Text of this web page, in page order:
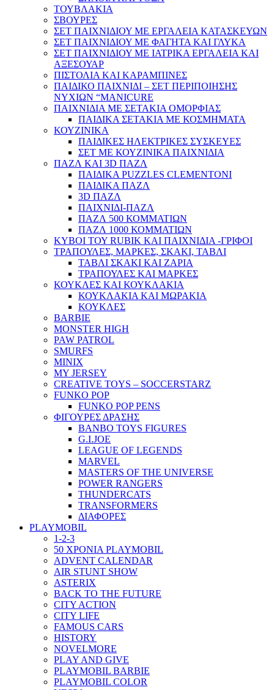
ΤΟΥΒΛΑΚΙΑ
ΣΒΟΥΡΕΣ
ΣΕΤ ΠΑΙΧΝΙΔΙΟΥ ΜΕ ΕΡΓΑΛΕΙΑ ΚΑΤΑΣΚΕΥΩΝ
ΣΕΤ ΠΑΙΧΝΙΔΙΟΥ ΜΕ ΦΑΓΗΤΑ ΚΑΙ ΓΛΥΚΑ
ΣΕΤ ΠΑΙΧΝΙΔΙΟΥ ΜΕ ΙΑΤΡΙΚΑ ΕΡΓΑΛΕΙΑ ΚΑΙ
ΑΞΕΣΟΥΑΡ
ΠΙΣΤΟΛΙΑ ΚΑΙ ΚΑΡΑΜΠΙΝΕΣ
ΠΑΙΔΙΚΟ ΠΑΙΧΝΙΔΙ – ΣΕΤ ΠΕΡΙΠΟΙΗΣΗΣ
ΝΥΧΙΩΝ “MANICURE
ΠΑΙΧΝΙΔΙΑ ΜΕ ΣΕΤΑΚΙΑ ΟΜΟΡΦΙΑΣ
ΠΑΙΔΙΚΑ ΣΕΤΑΚΙΑ ΜΕ ΚΟΣΜΗΜΑΤΑ
ΚΟΥΖΙΝΙΚΑ
ΠΑΙΔΙΚΕΣ ΗΛΕΚΤΡΙΚΕΣ ΣΥΣΚΕΥΕΣ
ΣΕΤ ΜΕ ΚΟΥΖΙΝΙΚΑ ΠΑΙΧΝΙΔΙΑ
ΠΑΖΛ ΚΑΙ 3D ΠΑΖΛ
ΠΑΙΔΙΚΑ PUZZLES CLEMENTONI
ΠΑΙΔΙΚΑ ΠΑΖΛ
3D ΠΑΖΛ
ΠΑΙΧΝΙΔΙ-ΠΑΖΛ
ΠΑΖΛ 500 ΚΟΜΜΑΤΙΩΝ
ΠΑΖΛ 1000 ΚΟΜΜΑΤΙΩΝ
ΚΥΒΟΙ ΤΟΥ RUBIK ΚΑΙ ΠΑΙΧΝΙΔΙΑ -ΓΡΙΦΟΙ
ΤΡΑΠΟΥΛΕΣ, ΜΑΡΚΕΣ, ΣΚΑΚΙ, ΤΑΒΛΙ
ΤΑΒΛΙ ΣΚΑΚΙ ΚΑΙ ΖΑΡΙΑ
ΤΡΑΠΟΥΛΕΣ ΚΑΙ ΜΑΡΚΕΣ
ΚΟΥΚΛΕΣ ΚΑΙ ΚΟΥΚΛΑΚΙΑ
ΚΟΥΚΛΑΚΙΑ ΚΑΙ ΜΩΡΑΚΙΑ
ΚΟΥΚΛΕΣ
BARBIE
MONSTER HIGH
PAW PATROL
SMURFS
MINIX
MY JERSEY
CREATIVE TOYS – SOCCERSTARZ
FUNKO POP
FUNKO POP PENS
ΦΙΓΟΥΡΕΣ ΔΡΑΣΗΣ
BANBO TOYS FIGURES
G.I.JOE
LEAGUE OF LEGENDS
MARVEL
MASTERS OF THE UNIVERSE
POWER RANGERS
THUNDERCATS
TRANSFORMERS
ΔΙΑΦΟΡΕΣ
PLAYMOBIL
1-2-3
50 ΧΡΟΝΙΑ PLAYMOBIL
ADVENT CALENDAR
AIR STUNT SHOW
ASTERIX
BACK TO THE FUTURE
CITY ACTION
CITY LIFE
FAMOUS CARS
HISTORY
NOVELMORE
PLAY AND GIVE
PLAYMOBIL BARBIE
PLAYMOBIL COLOR